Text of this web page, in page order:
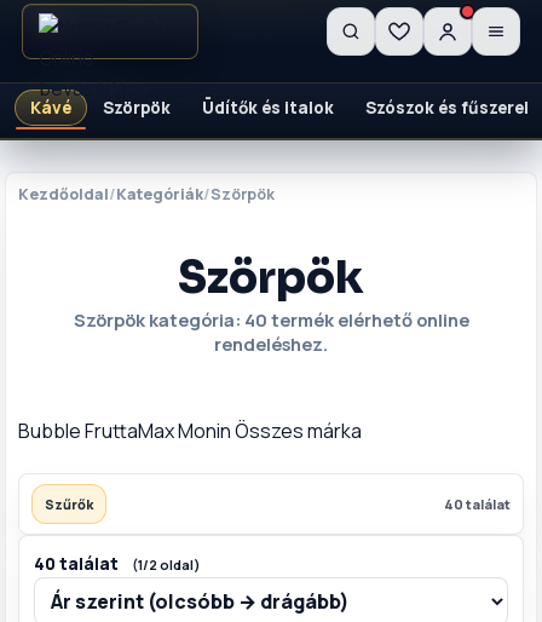
Kávé Szörpök Üdítők és italok Szószok és fűszerek
MENÜ
🚚 Szállítás
Szörpök
Üdítők és italok
Szószok és
fűszerek
Kezdőoldal/Kategóriák/Szörpök
Szörpök
Szörpök kategória: 40 termék elérhető online
rendeléshez.
BubbleFruttaMaxMoninÖsszes márka
Szűrők 40 találat
40 találat (1/2 oldal)
Kosár ×
Betöltés...